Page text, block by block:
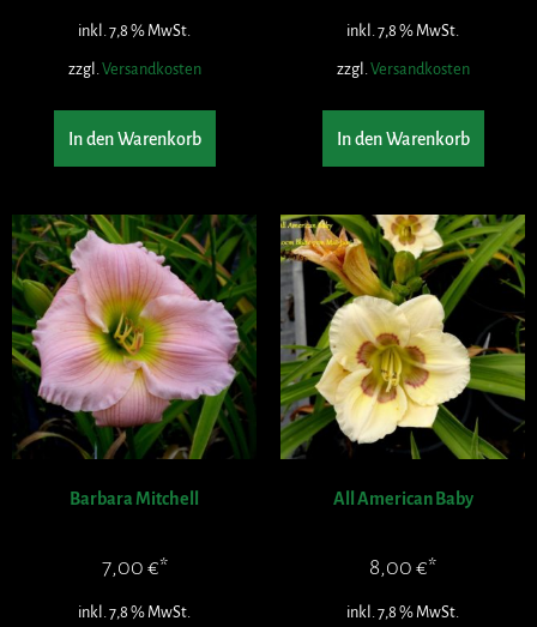
inkl. 7,8 % MwSt.
zzgl. Versandkosten
In den Warenkorb
inkl. 7,8 % MwSt.
zzgl. Versandkosten
In den Warenkorb
Barbara Mitchell
7,00 €
inkl. 7,8 % MwSt.
All American Baby
8,00 €
inkl. 7,8 % MwSt.